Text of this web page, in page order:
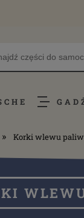
» Korki wlewu